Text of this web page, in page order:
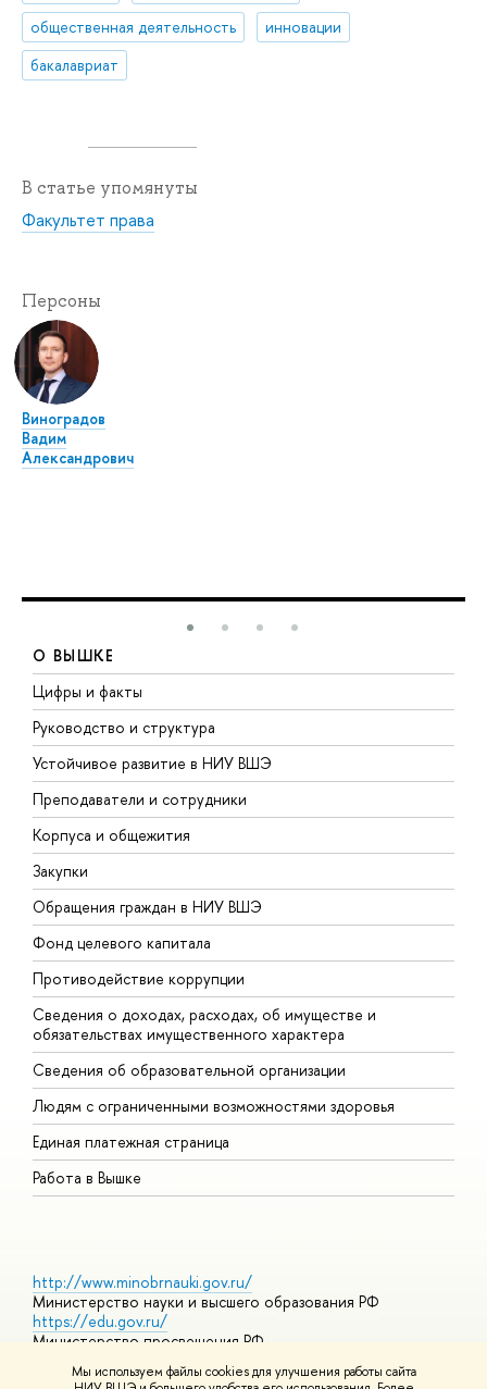
Мы используем файлы cookies для улучшения работы сайта
общественная деятельность
инновации
бакалавриат
В статье упомянуты
Факультет права
Персоны
Виноградов
Вадим
Александрович
О ВЫШКЕ
Цифры и факты
Руководство и структура
Устойчивое развитие в НИУ ВШЭ
Преподаватели и сотрудники
Корпуса и общежития
Закупки
Обращения граждан в НИУ ВШЭ
Фонд целевого капитала
Противодействие коррупции
Сведения о доходах, расходах, об имуществе и
обязательствах имущественного характера
Сведения об образовательной организации
Людям с ограниченными возможностями здоровья
Единая платежная страница
Работа в Вышке
http://www.minobrnauki.gov.ru/
Министерство науки и высшего образования РФ
https://edu.gov.ru/
Министерство просвещения РФ
https://elearning.hse.ru/mooc
Массовые открытые онлайн-курсы